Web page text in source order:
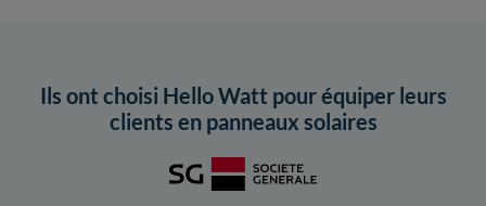
Ils ont choisi Hello Watt pour équiper leurs
clients en panneaux solaires